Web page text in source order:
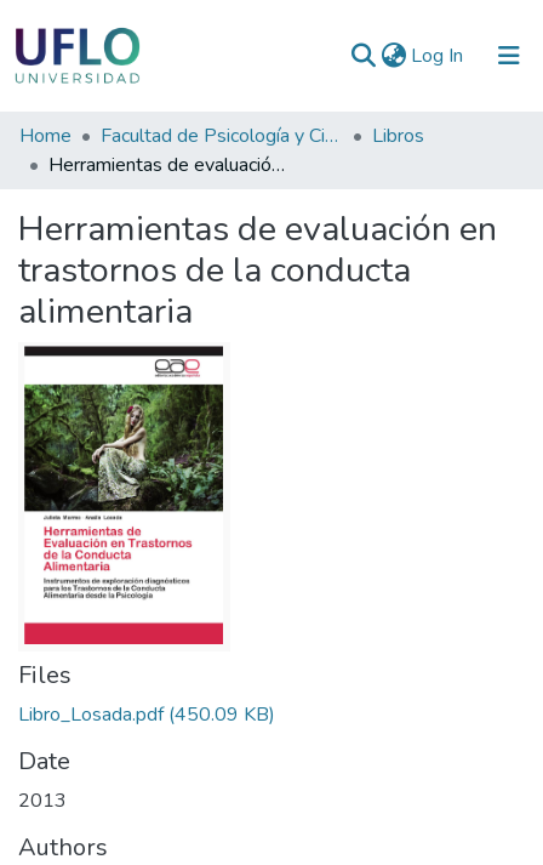
Log In (current)
Communities
&
All of RIUFLO
Statistics
Home Facultad de Psicología y Ciencias Sociales
Libros
Herramientas de evaluación en trastornos de la conducta alimentaria
Herramientas de evaluación en
trastornos de la conducta
alimentaria
Files
Libro_Losada.pdf(450.09 KB)
Date
2013
Authors